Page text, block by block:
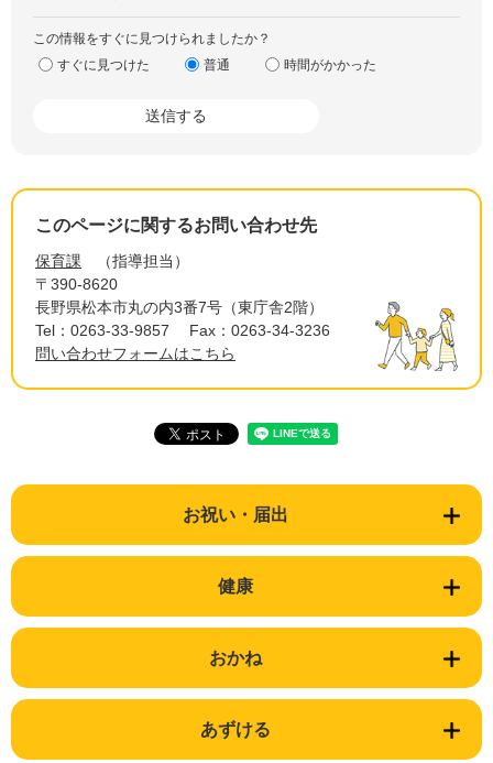
この情報をすぐに見つけられましたか？
すぐに見つけた
普通 時間がかかった
このページに関するお問い合わせ先
保育課
指導担当
〒390-8620
長野県松本市丸の内3番7号（東庁舎2階）
Tel：0263-33-9857
Fax：0263-34-3236
問い合わせフォームはこちら
お祝い・届出
健康
おかね
あずける